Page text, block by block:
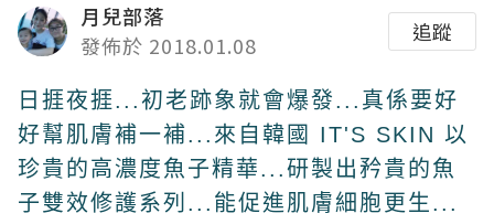
月兒部落
發佈於 2018.01.08
追蹤
日捱夜捱...初老跡象就會爆發...真係要好
好幫肌膚補一補...來自韓國 IT'S SKIN 以
珍貴的高濃度魚子精華...研製出矜貴的魚
子雙效修護系列...能促進肌膚細胞更生...